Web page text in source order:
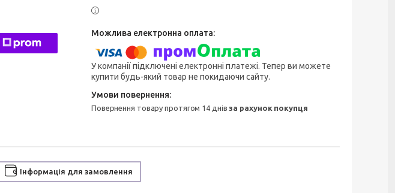
У компанії підключені електронні платежі. Тепер ви можете
купити будь-який товар не покидаючи сайту.
повернення товару протягом 14 днівза рахунок покупця
Інформація для замовлення